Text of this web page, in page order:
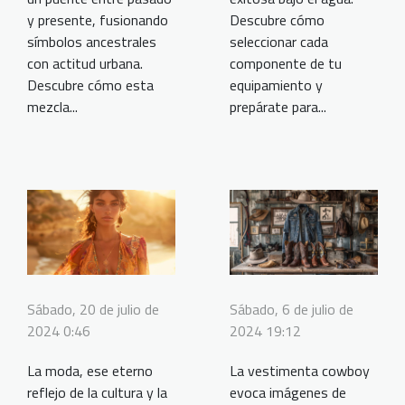
y presente, fusionando
símbolos ancestrales
con actitud urbana.
Descubre cómo esta
mezcla...
Descubre cómo
seleccionar cada
componente de tu
equipamiento y
prepárate para...
Sábado, 20 de julio de
2024 0:46
La moda, ese eterno
reflejo de la cultura y la
Sábado, 6 de julio de
2024 19:12
La vestimenta cowboy
evoca imágenes de